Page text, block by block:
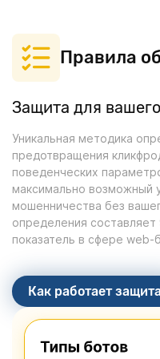
Правила
Защита для
Уникальная методика
предотвращения
поведенческих
максимально возможный
мошенничества без
определения
показатель в сфере web-
Как работает